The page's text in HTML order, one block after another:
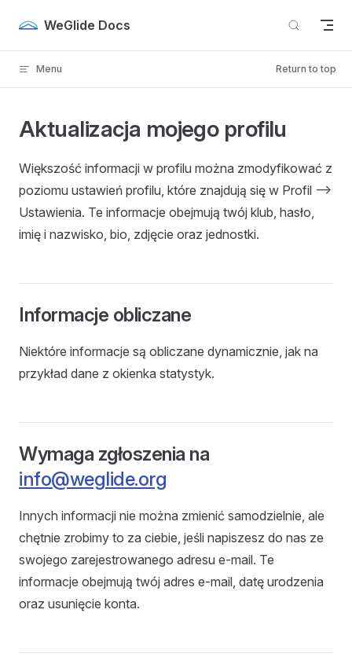
Skip to content
WeGlide Docs
Menu Return to top
Aktualizacja mojego profilu
Większość informacji w profilu można zmodyfikować z
poziomu ustawień profilu, które znajdują się w Profil -->
Ustawienia. Te informacje obejmują twój klub, hasło,
imię i nazwisko, bio, zdjęcie oraz jednostki.
Informacje obliczane
Niektóre informacje są obliczane dynamicznie, jak na
przykład dane z okienka statystyk.
Wymaga zgłoszenia na
info@weglide.org
Innych informacji nie można zmienić samodzielnie, ale
chętnie zrobimy to za ciebie, jeśli napiszesz do nas ze
swojego zarejestrowanego adresu e-mail. Te
informacje obejmują twój adres e-mail, datę urodzenia
oraz usunięcie konta.